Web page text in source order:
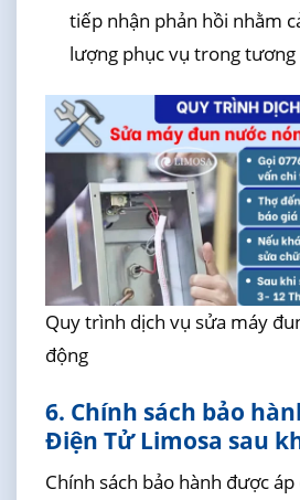
tiếp nhận phản hồi nhằm
lượng phục vụ trong tương
Quy trình dịch vụ sửa máy
động
6. Chính sách bảo
Điện Tử Limosa sau
Chính sách bảo hành được